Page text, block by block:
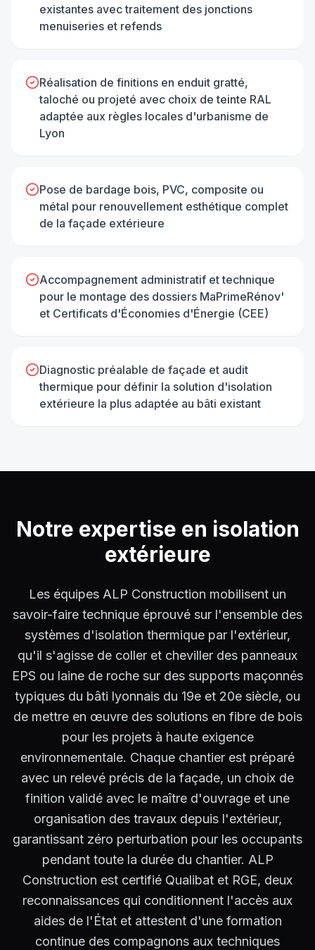
existantes avec traitement des jonctions
menuiseries et refends
Réalisation de finitions en enduit gratté,
taloché ou projeté avec choix de teinte RAL
adaptée aux règles locales d'urbanisme de
Lyon
Pose de bardage bois, PVC, composite ou
métal pour renouvellement esthétique complet
de la façade extérieure
Accompagnement administratif et technique
pour le montage des dossiers MaPrimeRénov'
et Certificats d'Économies d'Énergie (CEE)
Diagnostic préalable de façade et audit
thermique pour définir la solution d'isolation
extérieure la plus adaptée au bâti existant
Notre expertise en isolation
extérieure
Les équipes ALP Construction mobilisent un
savoir-faire technique éprouvé sur l'ensemble des
systèmes d'isolation thermique par l'extérieur,
qu'il s'agisse de coller et cheviller des panneaux
EPS ou laine de roche sur des supports maçonnés
typiques du bâti lyonnais du 19e et 20e siècle, ou
de mettre en œuvre des solutions en fibre de bois
pour les projets à haute exigence
environnementale. Chaque chantier est préparé
avec un relevé précis de la façade, un choix de
finition validé avec le maître d'ouvrage et une
organisation des travaux depuis l'extérieur,
garantissant zéro perturbation pour les occupants
pendant toute la durée du chantier. ALP
Construction est certifié Qualibat et RGE, deux
reconnaissances qui conditionnent l'accès aux
aides de l'État et attestent d'une formation
continue des compagnons aux techniques